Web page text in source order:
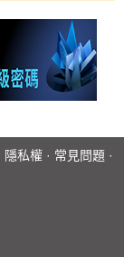
隱私權 · 常見問題 ·